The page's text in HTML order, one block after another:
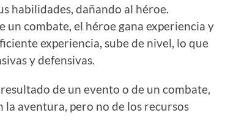
habilidades, dañando al héroe.
un combate, el héroe gana experiencia y
experiencia, sube de nivel, lo que
y defensivas.
de un evento o de un combate,
la aventura, pero no de los recursos